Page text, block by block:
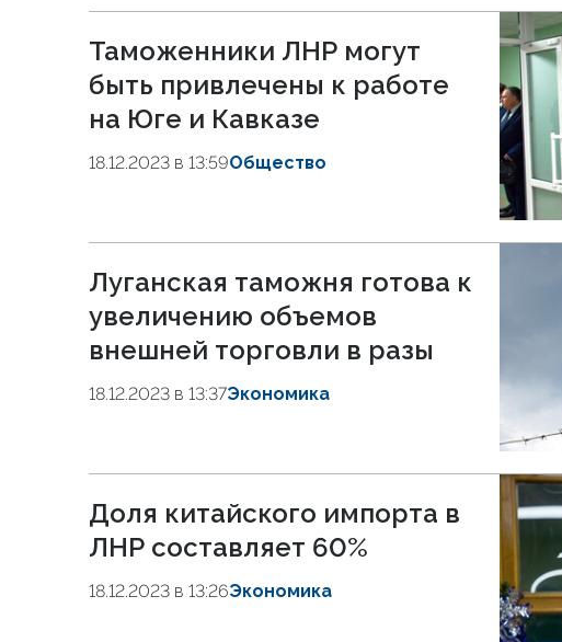
Таможенники ЛНР могут
быть привлечены к работе
на Юге и Кавказе
18.12.2023 в 13:59Общество
Луганская таможня готова к
увеличению объемов
внешней торговли в разы
18.12.2023 в 13:37Экономика
Доля китайского импорта в
ЛНР составляет 60%
18.12.2023 в 13:26Экономика